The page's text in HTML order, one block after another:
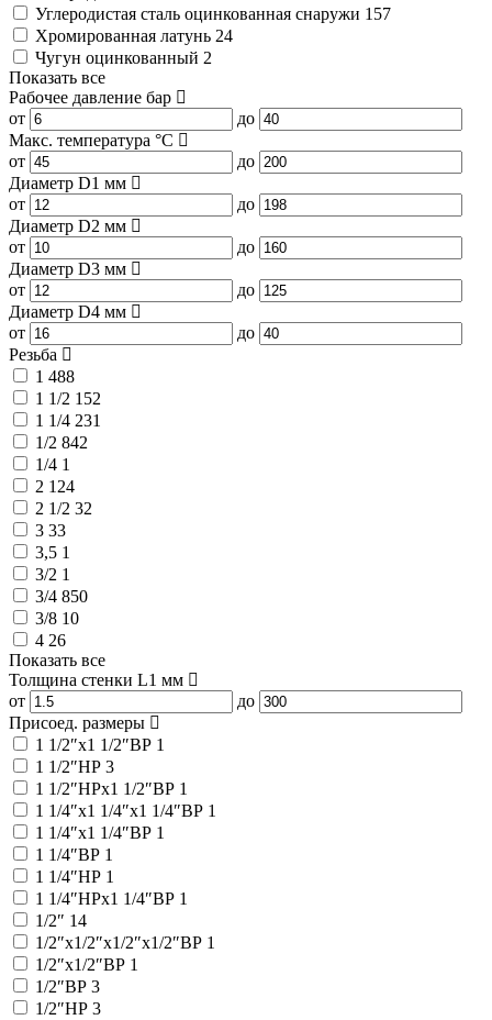
Углеродистая сталь оцинкованная снаружи 157
Хромированная латунь 24
Чугун оцинкованный 2
Показать все
Рабочее давление бар
от
до
Макс. температура °C
от
до
Диаметр D1 мм
от
до
Диаметр D2 мм
от
до
Диаметр D3 мм
от
до
Диаметр D4 мм
от
до
Резьба
1 488
1 1/2 152
1 1/4 231
1/2 842
1/4 1
2 124
2 1/2 32
3 33
3,5 1
3/2 1
3/4 850
3/8 10
4 26
Показать все
Толщина стенки L1 мм
от
до
Присоед. размеры
1 1/2″x1 1/2″ВР 1
1 1/2″НР 3
1 1/2″НРx1 1/2″ВР 1
1 1/4″x1 1/4″x1 1/4″ВР 1
1 1/4″x1 1/4″ВР 1
1 1/4″ВР 1
1 1/4″НР 1
1 1/4″НРx1 1/4″ВР 1
1/2″ 14
1/2″x1/2″x1/2″x1/2″ВР 1
1/2″x1/2″ВР 1
1/2″ВР 3
1/2″НР 3